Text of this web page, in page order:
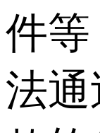
件
法